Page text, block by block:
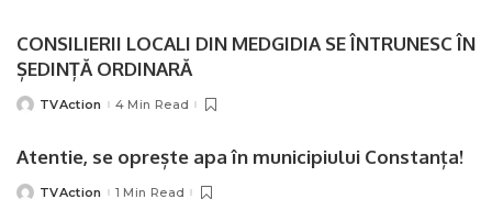
CONSILIERII LOCALI DIN MEDGIDIA SE ÎNTRUNESC ÎN
ȘEDINȚĂ ORDINARĂ
PostedTVAction 4 Min Read
Atentie, se oprește apa în municipiului Constanța!
PostedTVAction 1 Min Read